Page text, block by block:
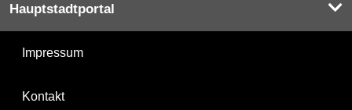
Hauptstadtportal
Impressum
Kontakt